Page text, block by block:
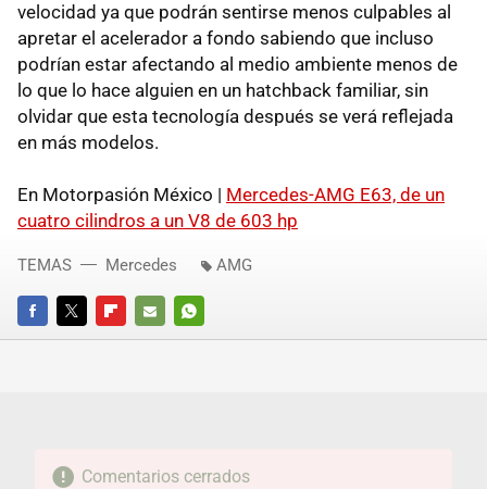
velocidad ya que podrán sentirse menos culpables al
apretar el acelerador a fondo sabiendo que incluso
podrían estar afectando al medio ambiente menos de
lo que lo hace alguien en un hatchback familiar, sin
olvidar que esta tecnología después se verá reflejada
en más modelos.
En Motorpasión México | Mercedes-AMG E63, de un
cuatro cilindros a un V8 de 603 hp
FACEBOOKTWITTERFLIPBOARD
E-
WHATSAPP
TEMAS Mercedes AMG
Comentarios cerrados